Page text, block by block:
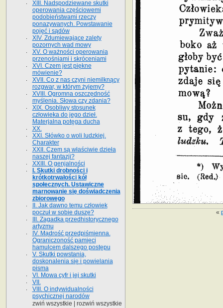
«
XIII. Nadspodziewane skutki
operowania częściowemi
podobieństwami rzeczy
ponazywanych. Powstawanie
pojęć i sądów
XIV. Zdumiewające zalety
pozornych wad mowy
XV. O ważności operowania
przenośniami i skróceniami
XVI. Czem jest piękne
mówienie?
XVII. Co z nas czyni niemilknący
rozgwar, w którym żyjemy?
XVIII. Ogromna oszczędność
myślenia. Słowa czy zdania?
XIX. Osobliwy stosunek
człowieka do jego dzieł.
Materjalna potęga ducha
XX.
XXI. Słówko o woli ludzkiej.
Charakter
XXII. Czem są właściwie dzieła
naszej fantazji?
XXIII. O genjalności
I. Skutki drobności i
krótkotrwałości kół
społecznych. Ustawiczne
marnowanie się doświadczenia
zbiorowego
II. Jak dawno temu człowiek
poczuł w sobie duszę?
III. Zagadka przedhistorycznego
artyzmu
IV. Mądrość przedpiśmienna.
Ograniczoność pamięci
hamulcem dalszego postępu
V. Skutki powstania,
doskonalenia się i powielania
pisma
VI. Mowa cyfr i jej skutki
VII.
VIII. O indywidualności
psychicznej narodów
zwiń wszystkie
rozwiń wszystkie